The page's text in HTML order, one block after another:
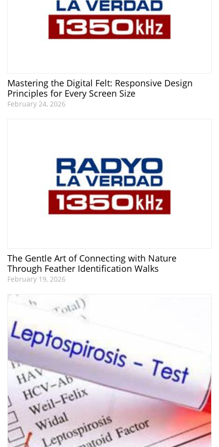
Mastering the Digital Felt: Responsive Design
Principles for Every Screen Size
February 24, 2026
The Gentle Art of Connecting with Nature
Through Feather Identification Walks
February 19, 2026